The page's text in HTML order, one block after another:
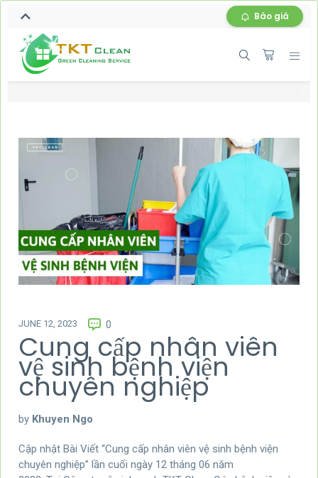
Báo giá
JUNE 12, 2023 0
Cung cấp nhân viên
vệ sinh bệnh viện
chuyên nghiệp
by Khuyen Ngo
Cập nhật Bài Viết “Cung cấp nhân viên vệ sinh bệnh viện
chuyên nghiệp” lần cuối ngày 12 tháng 06 năm